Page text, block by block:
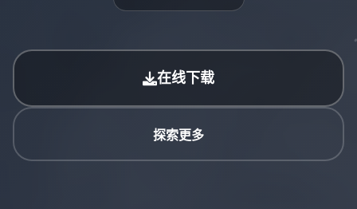
在线下载
探索更多